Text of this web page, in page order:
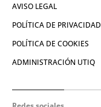
AVISO LEGAL
POLÍTICA DE PRIVACIDAD
POLÍTICA DE COOKIES
ADMINISTRACIÓN UTIQ